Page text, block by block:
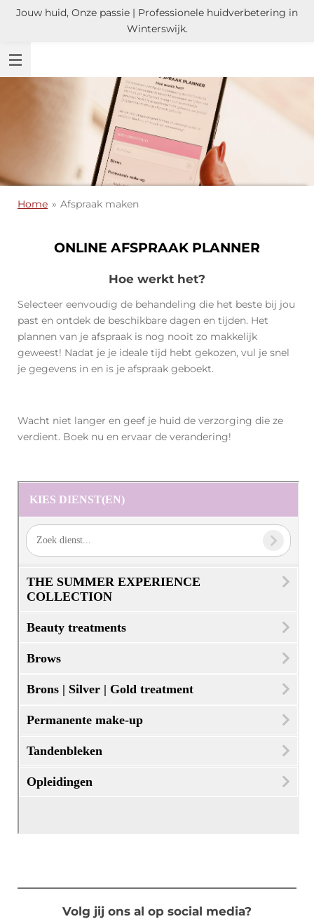
Ga
de
hoofdinhoud
Jouw huid, Onze passie | Professionele huidverbetering in
Winterswijk.
Home » Afspraak maken
ONLINE AFSPRAAK PLANNER
Hoe werkt het?
Selecteer eenvoudig de behandeling die het beste bij jou
past en ontdek de beschikbare dagen en tijden. Het
plannen van je afspraak is nog nooit zo makkelijk
geweest! Nadat je je ideale tijd hebt gekozen, vul je snel
je gegevens in en is je afspraak geboekt.
Wacht niet langer en geef je huid de verzorging die ze
verdient. Boek nu en ervaar de verandering!
Volg jij ons al op social media?